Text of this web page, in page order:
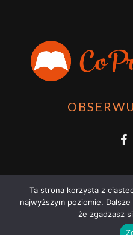
COPRZECZYTAĆ.PL 2021 |
Ta strona korzysta z
najwyższym poziomie.
że zgadzasz